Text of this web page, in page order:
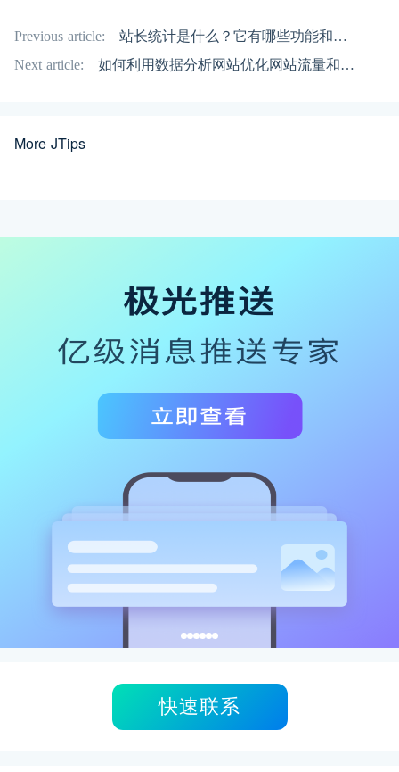
Previous article:
站长统计是什么？它有哪些功能和用途
Next article:
如何利用数据分析网站优化网站流量和用户体验
More JTips
快速联系